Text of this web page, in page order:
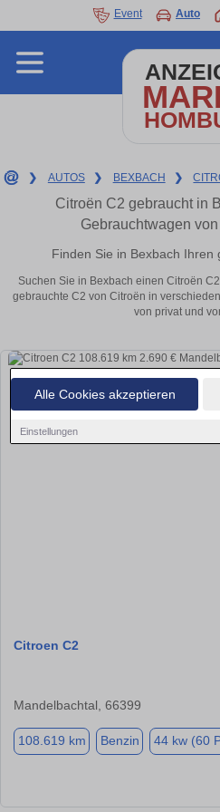
Alle Cookies akzeptieren
Einstellungen
Event Auto
❯ AUTOS ❯ BEXBACH ❯
Citroën C2 gebraucht in
Gebrauchtwagen
Finden Sie in Bexbach Ihren
Suchen Sie in Bexbach einen Citroën
gebrauchte C2 von Citroën in
von privat und
Citroen C2
Mandelbachtal, 66399
108.619 km Benzin 44 kw (60